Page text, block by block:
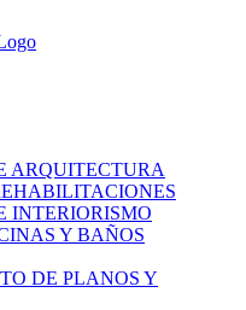
ARQUITECTURA
INTERIORISMO
Y BAÑOS
DE PLANOS Y